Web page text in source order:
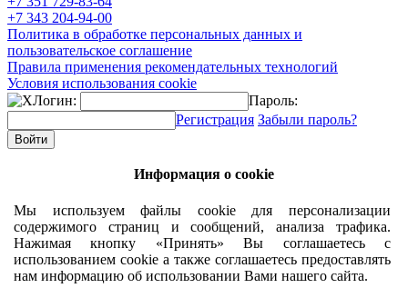
+7 343 204-94-00
Политика в обработке персональных данных и
пользовательское соглашение
Правила применения рекомендательных технологий
Условия использования cookie
Логин:
Пароль:
Регистрация Забыли пароль?
Информация о cookie
Мы используем файлы cookie для персонализации
содержимого страниц и сообщений, анализа трафика.
Нажимая кнопку «Принять» Вы соглашаетесь с
использованием cookie а также соглашаетесь предоставлять
нам информацию об использовании Вами нашего сайта.